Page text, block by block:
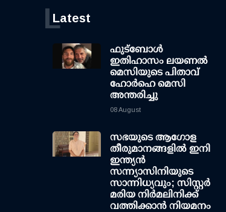
Latest
L
ഫുട്ബോൾ
ഇതിഹാസം ലയണൽ
മെസിയുടെ പിതാവ്
ഹോർഹെ മെസി
അന്തരിച്ചു
08 August
സഭയുടെ ആഗോള
തീരുമാനങ്ങളിൽ ഇനി
ഇന്ത്യൻ
സന്ന്യാസിനിയുടെ
സാന്നിധ്യവും; സിസ്റ്റർ
മരിയ നിർമലിനിക്ക്
വത്തിക്കാൻ നിയമനം